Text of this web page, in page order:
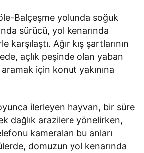
Balçeşme yolunda soğuk
sürücü, yol kenarında
karşılaştı. Ağır kış şartlarının
açlık peşinde olan yaban
için konut yakınına
ilerleyen hayvan, bir süre
dağlık arazilere yönelirken,
kameraları bu anları
domuzun yol kenarında